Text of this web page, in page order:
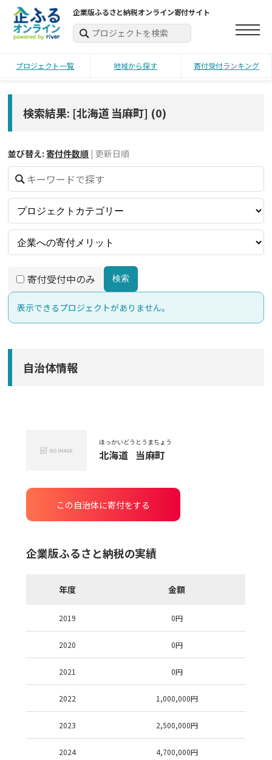
企業版ふるさと納税オンライン寄付サイト
プロジェクト一覧 地域から探す 寄付受付ランキング
検索結果: [北海道 当麻町] (0)
並び替え: 寄付件数順 | 更新日順
寄付受付中のみ 検索
表示できるプロジェクトがありません。
自治体情報
ほっかいどう
北海道
とうまちょう
当麻町
この自治体に寄付をする
企業版ふるさと納税の実績
年度 金額
2019 0円
2020 0円
2021 0円
2022 1,000,000円
2023 2,500,000円
2024 4,700,000円